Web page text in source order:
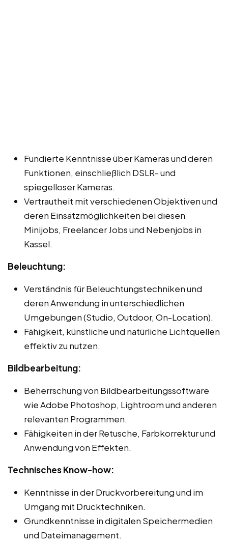
Fundierte Kenntnisse über Kameras und deren
Funktionen, einschließlich DSLR- und
spiegelloser Kameras.
Vertrautheit mit verschiedenen Objektiven und
deren Einsatzmöglichkeiten bei diesen
Minijobs, Freelancer Jobs und Nebenjobs in
Kassel.
Beleuchtung:
Verständnis für Beleuchtungstechniken und
deren Anwendung in unterschiedlichen
Umgebungen (Studio, Outdoor, On-Location).
Fähigkeit, künstliche und natürliche Lichtquellen
effektiv zu nutzen.
Bildbearbeitung:
Beherrschung von Bildbearbeitungssoftware
wie Adobe Photoshop, Lightroom und anderen
relevanten Programmen.
Fähigkeiten in der Retusche, Farbkorrektur und
Anwendung von Effekten.
Technisches Know-how:
Kenntnisse in der Druckvorbereitung und im
Umgang mit Drucktechniken.
Grundkenntnisse in digitalen Speichermedien
und Dateimanagement.